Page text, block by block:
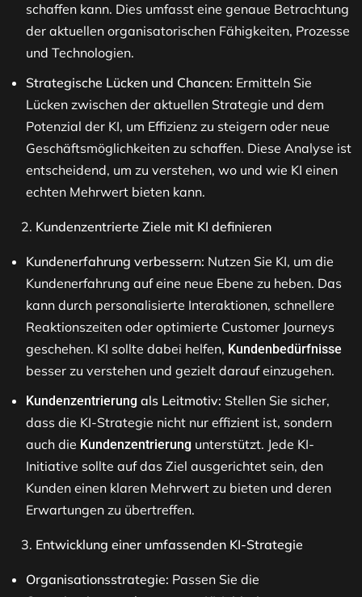
schaffen kann. Dies umfasst eine genaue Betrachtung
der aktuellen organisatorischen Fähigkeiten, Prozesse
und Technologien​​.
Strategische Lücken und Chancen: Ermitteln Sie
Lücken zwischen der aktuellen Strategie und dem
Potenzial der KI, um Effizienz zu steigern oder neue
Geschäftsmöglichkeiten zu schaffen. Diese Analyse ist
entscheidend, um zu verstehen, wo und wie KI einen
echten Mehrwert bieten kann​.
Kundenzentrierte Ziele mit KI definieren
Kundenerfahrung verbessern: Nutzen Sie KI, um die
Kundenerfahrung auf eine neue Ebene zu heben. Das
kann durch personalisierte Interaktionen, schnellere
Reaktionszeiten oder optimierte Customer Journeys
geschehen. KI sollte dabei helfen, Kundenbedürfnisse
besser zu verstehen und gezielt darauf einzugehen​.
Kundenzentrierung als Leitmotiv: Stellen Sie sicher,
dass die KI-Strategie nicht nur effizient ist, sondern
auch die Kundenzentrierung unterstützt. Jede KI-
Initiative sollte auf das Ziel ausgerichtet sein, den
Kunden einen klaren Mehrwert zu bieten und deren
Erwartungen zu übertreffen​.
Entwicklung einer umfassenden KI-Strategie
Organisationsstrategie: Passen Sie die